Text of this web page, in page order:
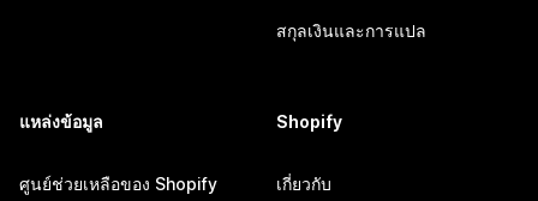
สกุลเงินและการแปล
แหล่งข้อมูล
ศูนย์ช่วยเหลือของ Shopify
Shopify
เกี่ยวกับ